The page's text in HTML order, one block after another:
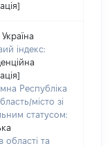
Україна
індекс:
Республіка
місто зі
статусом:
області та